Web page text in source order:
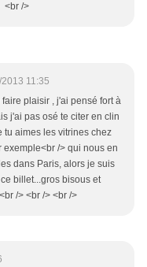
<br />
11:35
plaisir , j'ai pensé fort à
j'ai pas osé te citer en clin
tu aimes les vitrines chez
/> qui nous en
dans Paris, alors je suis
billet...gros bisous et
/> <br /> <br />